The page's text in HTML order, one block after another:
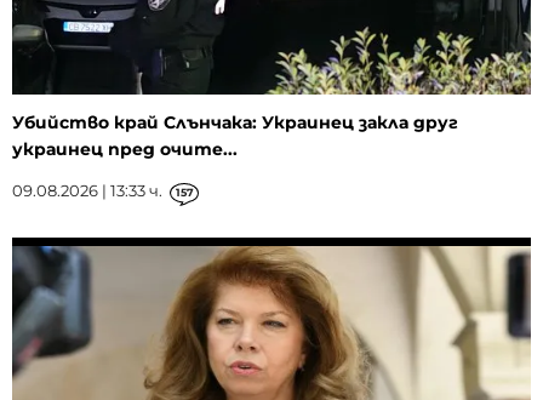
Убийство край Слънчака: Украинец закла друг
украинец пред очите...
09.08.2026 | 13:33 ч. 157